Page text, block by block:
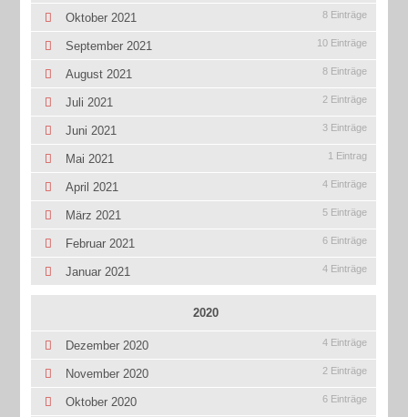
Oktober 2021 8 Einträge
September 2021 10 Einträge
August 2021 8 Einträge
Juli 2021 2 Einträge
Juni 2021 3 Einträge
Mai 2021 1 Eintrag
April 2021 4 Einträge
März 2021 5 Einträge
Februar 2021 6 Einträge
Januar 2021 4 Einträge
2020
Dezember 2020 4 Einträge
November 2020 2 Einträge
Oktober 2020 6 Einträge